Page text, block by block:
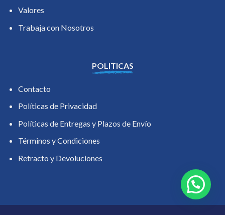
Valores
Trabaja con Nosotros
POLITICAS
Contacto
Políticas de Privacidad
Políticas de Entregas y Plazos de Envío
Términos y Condiciones
Retracto y Devoluciones